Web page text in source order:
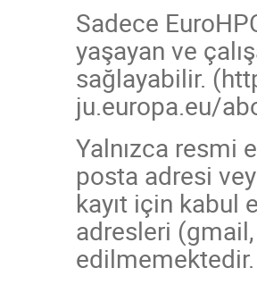
Sadece
yaşayan ve
sağlayabilir.
ju.europa.eu/
Yalnızca resmi
posta adresi
kayıt için kabul
adresleri
edilmemektedir.